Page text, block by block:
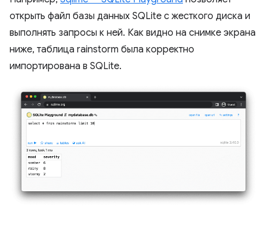
открыть файл базы данных SQLite с жесткого диска и
выполнять запросы к ней. Как видно на снимке экрана
ниже, таблица rainstorm была корректно
импортирована в SQLite.